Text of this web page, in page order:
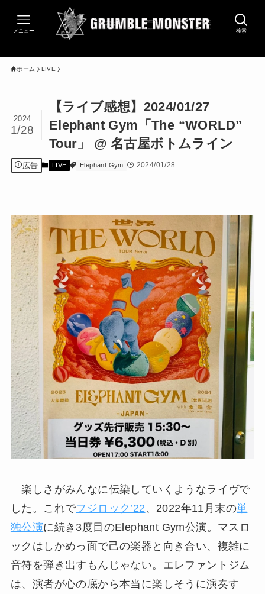
検索
メニュー
ホーム LIVE
【ライブ感想】2024/01/27
Elephant Gym「The “WORLD”
Tour」 @ 名古屋ボトムライン
2024
1/28
広告 LIVE Elephant Gym 2024/01/28
楽しさがみんなに伝染していくようなライヴで
した。これでフジロック’22 、2022年11月末の単
独公演に続き3度目のElephant Gym公演。マスロ
ックはしかめっ面で己の楽器と向き合い、複雑に
音符を弾き出すもんじゃない。エレファントジム
は、演者が心の底から本当に楽しそうに演奏す